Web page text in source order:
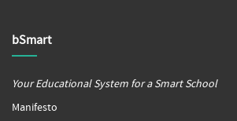
bSmart
Your Educational System for a Smart School
Manifesto